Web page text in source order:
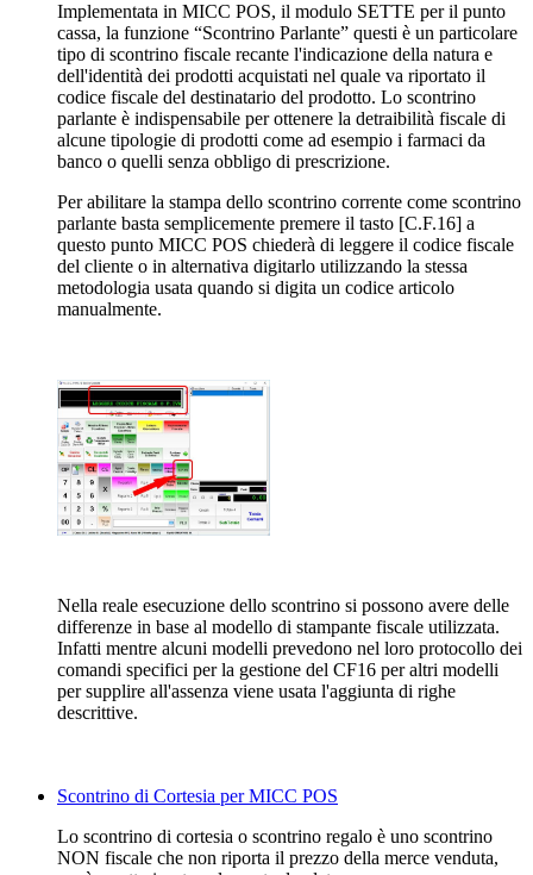
Implementata in MICC POS, il modulo SETTE per il punto
cassa, la funzione “Scontrino Parlante” questi è un particolare
tipo di scontrino fiscale recante l'indicazione della natura e
dell'identità dei prodotti acquistati nel quale va riportato il
codice fiscale del destinatario del prodotto. Lo scontrino
parlante è indispensabile per ottenere la detraibilità fiscale di
alcune tipologie di prodotti come ad esempio i farmaci da
banco o quelli senza obbligo di prescrizione.
Per abilitare la stampa dello scontrino corrente come scontrino
parlante basta semplicemente premere il tasto [C.F.16] a
questo punto MICC POS chiederà di leggere il codice fiscale
del cliente o in alternativa digitarlo utilizzando la stessa
metodologia usata quando si digita un codice articolo
manualmente.
Nella reale esecuzione dello scontrino si possono avere delle
differenze in base al modello di stampante fiscale utilizzata.
Infatti mentre alcuni modelli prevedono nel loro protocollo dei
comandi specifici per la gestione del CF16 per altri modelli
per supplire all'assenza viene usata l'aggiunta di righe
descrittive.
Scontrino di Cortesia per MICC POS
Lo scontrino di cortesia o scontrino regalo è uno scontrino
NON fiscale che non riporta il prezzo della merce venduta,